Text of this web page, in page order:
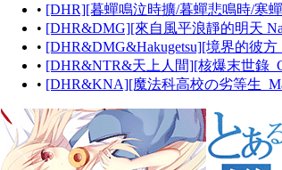
• [DHR][暮蟬鳴泣時擴/暮蟬悲鳴時/寒
• [DHR&DMG][來自風平浪靜的明天
• [DHR&DMG&Hakugetsu][境界的彼方
• [DHR&NTR&天上人間][核爆末世錄
• [DHR&KNA][魔法科高校の劣等生